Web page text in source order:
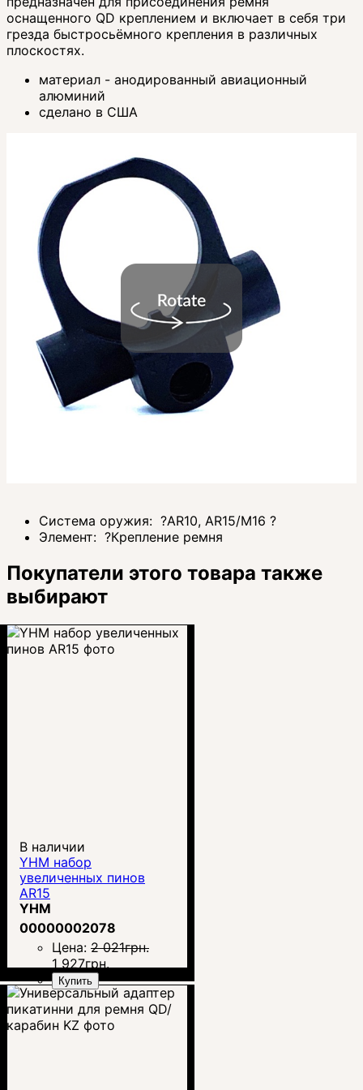
оснащенного QD креплением и включает в себя три
грезда быстросьёмного крепления в различных
плоскостях.
материал - анодированный авиационный
алюминий
сделано в США
Система оружия: ?AR10, AR15/M16 ?
Элемент: ?Крепление ремня
Покупатели этого товара также
выбирают
В наличии
YHM набор
увеличенных пинов
AR15
YHM
00000002078
Цена: 2 021грн.
1 927грн.
Купить